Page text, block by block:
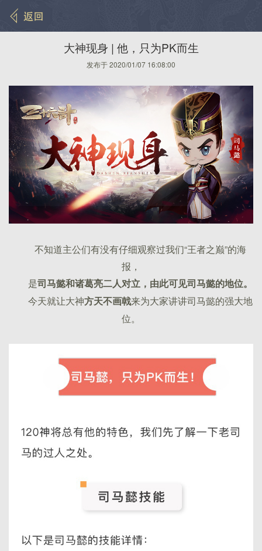
大神现身 | 他，只为PK而生
发布于 2020/01/07 16:08:00
不知道主公们有没有仔细观察过我们“王者之巅”的海
报，
是司马懿和诸葛亮二人对立，由此可见司马懿的地位。
今天就让大神方天不画戟来为大家讲讲司马懿的强大地
位。